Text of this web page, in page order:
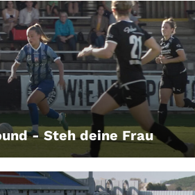
- Steh deine Frau